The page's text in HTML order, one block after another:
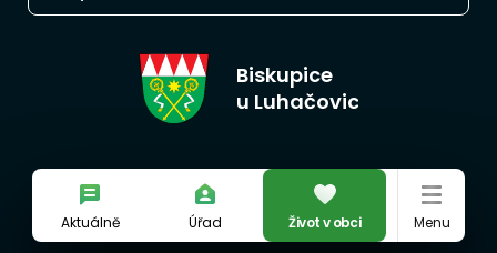
Aktuálně Úřad Život v obci Menu
Biskupice
u Luhačovic